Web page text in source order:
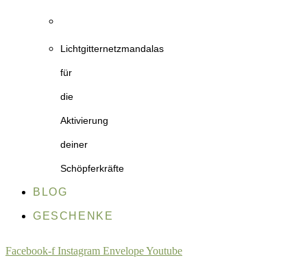
Lichtgitternetzmandalas
für
die
Aktivierung
deiner
Schöpferkräfte
BLOG
GESCHENKE
Facebook-f Instagram EnvelopeYoutube